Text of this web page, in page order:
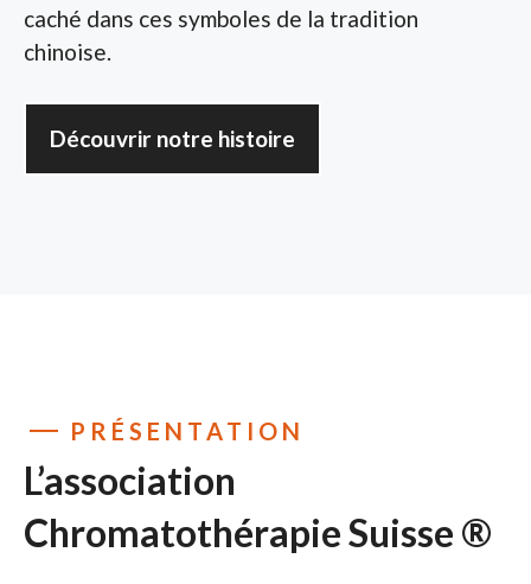
caché dans ces symboles de la tradition
chinoise.
Découvrir notre histoire
PRÉSENTATION
L’association
Chromatothérapie Suisse ®